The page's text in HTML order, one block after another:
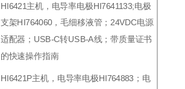
HI6421主机，电导率电极HI7641133;电极
支架HI764060，毛细移液管；24VDC电源
适配器；USB-C转USB-A线；带质量证书
的快速操作指南
HI6421P主机，电导率电极HI764883；电